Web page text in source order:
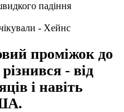
- Хейнс
проміжок до
- від
і навіть